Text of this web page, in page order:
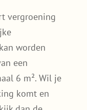
Boxte
en verbeter
woning
is een